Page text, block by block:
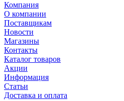
Компания
О компании
Поставщикам
Новости
Магазины
Контакты
Каталог товаров
Акции
Информация
Статьи
Доставка и оплата